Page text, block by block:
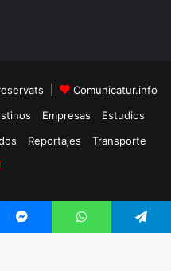
|
Comunicatur.info
Empresas
Estudios
Reportajes Transporte
Facebook
Twitter
WhatsApp Telegram